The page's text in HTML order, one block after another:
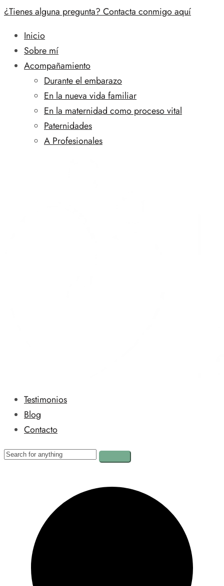
¿Tienes alguna pregunta? Contacta conmigo aquí
Inicio
Sobre mí
Acompañamiento
Durante el embarazo
En la nueva vida familiar
En la maternidad como proceso vital
Paternidades
A Profesionales
Testimonios
Blog
Contacto